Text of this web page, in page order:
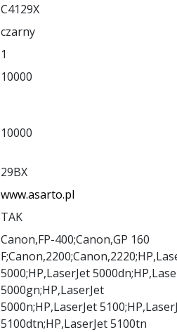
C4129X
czarny
1
10000
10000
29BX
www.asarto.pl
TAK
Canon,FP-400;Canon,GP 160
5000;HP,LaserJet
5000gn;HP,LaserJet
5000n;HP,LaserJet
5100dtn;HP,LaserJet 5100tn